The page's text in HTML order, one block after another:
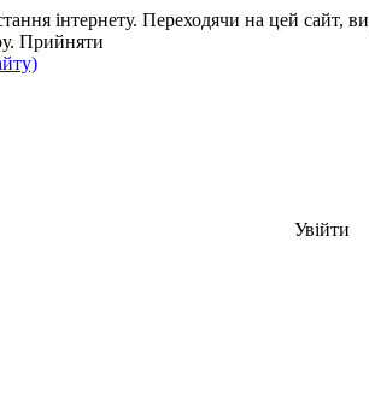
інтернету. Переходячи на цей
Прийняти
Увійти